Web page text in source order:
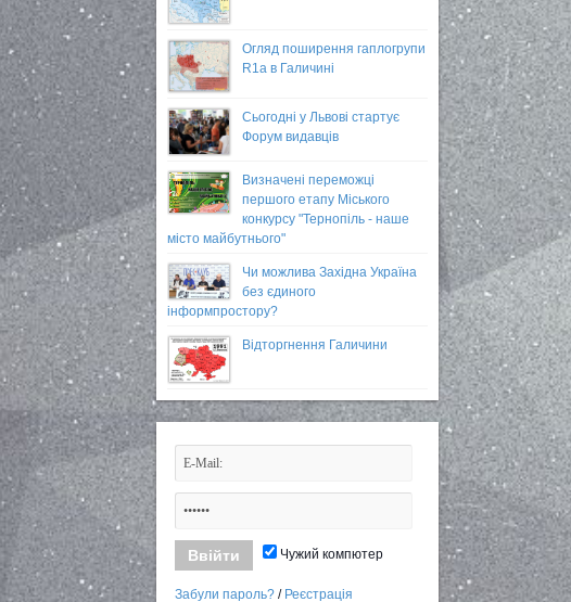
Огляд поширення гаплогрупи
R1a в Галичині
Сьогодні у Львові стартує
Форум видавців
Визначені переможці
першого етапу Міського
конкурсу "Тернопіль - наше
місто майбутнього"
Чи можлива Західна Україна
без єдиного
інформпростору?
Відторгнення Галичини
Чужий компютер
Забули пароль? / Реєстрація